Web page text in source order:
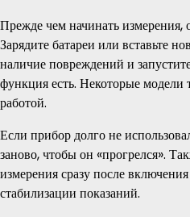
Прежде чем начинать измерения,
Зарядите батареи или вставьте
наличие повреждений и
функция есть. Некоторые модели
работой.
Если прибор долго не
заново, чтобы он «прогрелся».
измерения сразу после
стабилизации показаний.